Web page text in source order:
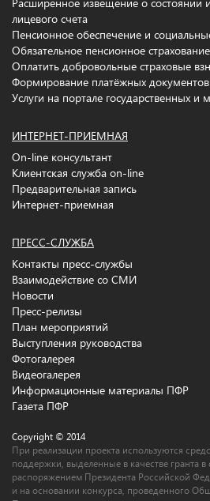
лицевого счета
Пенсионное обеспечение и
Обязательное пенсионное страхование
Оплатить добровольные страховые
Формирование платёжных документов
Услуги на портале государственных и
ИНТЕРНЕТ-ПРИЕМНАЯ
On-line консультант
Клиентская служба on-line
Предварительная запись
Интернет-приемная
ПРЕСС-СЛУЖБА
Контакты пресс-службы
Взаимодействие со СМИ
Новости
Пресс-релизы
План мероприятий
Выступления руководства
Фотогалерея
Видеогалерея
Информационные материалы ПФР
Газета ПФР
Copyright © 2014
При реализации проекта используются
поддержки, выделенные в качестве гранта в
распоряжением Президента Российской
и на основании конкурса, проведенного